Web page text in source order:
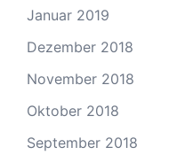
Januar 2019
Dezember 2018
November 2018
Oktober 2018
September 2018